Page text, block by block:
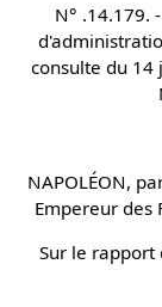
N° .14.179.
consulte du 14
NAPOLÉON,
Empereur des
Sur le rapport